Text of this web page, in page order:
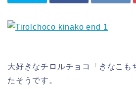
大好きなチロルチョコ「きなこも
たそうです。